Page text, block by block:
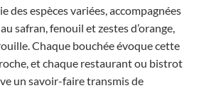
des espèces variées, accompagnées
safran, fenouil et zestes d’orange,
Chaque bouchée évoque cette
et chaque restaurant ou bistrot
un savoir-faire transmis de